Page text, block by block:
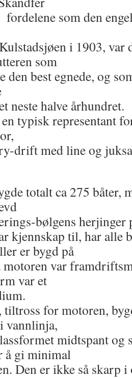
som den
i 1903, var
som
den best egnede, og
neste halve århundret.
typisk representant
drift med line og
totalt ca 275 båter,
bølgens herjinger
kjennskap til, har alle
er bygd på
var
var et
tiltross for motoren,
vannlinja,
midtspant og
å gi minimal
Den er ikke så skarp